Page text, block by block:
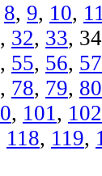
8, 9, 10,
, 32, 33,
, 55, 56, 57
, 78, 79, 80
, 101, 102
118, 119,